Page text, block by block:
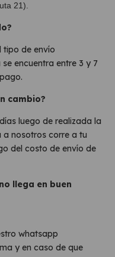
21).
tipo de envío
encuentra entre 3 y 7
cambio?
luego de realizada la
a nosotros corre a tu
del costo de envío de
llega en buen
whatsapp
y en caso de que